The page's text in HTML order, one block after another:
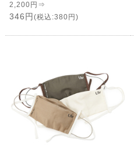
2,200円⇒
346円 (税込:380円)